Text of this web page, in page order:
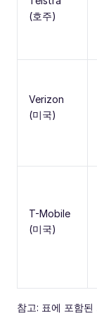
(호주)
Verizon
(미국)
T-Mobile
(미국)
참고: 표에 포함